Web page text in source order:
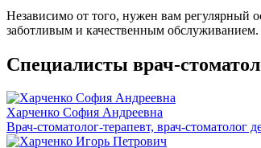
Независимо от того, нужен вам регулярный
заботливым и качественным
Специалисты врач-
Харченко София Андреевна
Врач-стоматолог-терапевт, врач-стоматолог